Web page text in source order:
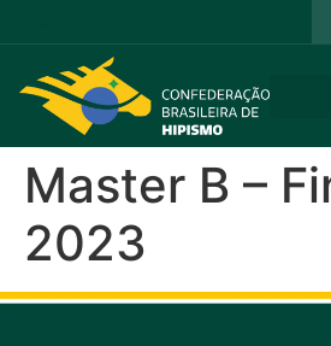
Master B –
2023